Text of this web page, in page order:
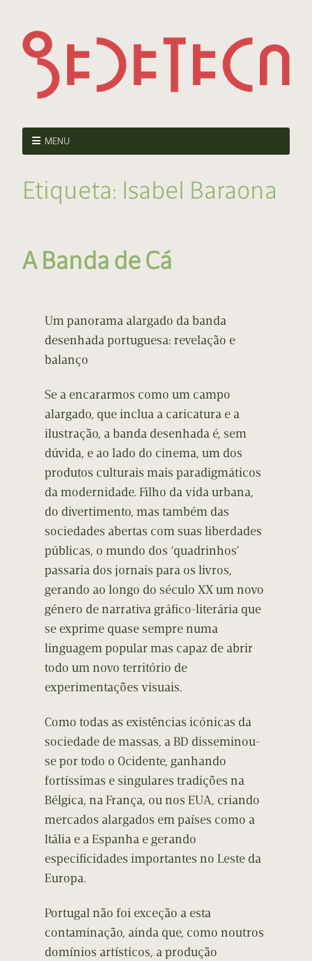
MENU
Etiqueta: Isabel Baraona
A Banda de Cá
Um panorama alargado da banda
desenhada portuguesa: revelação e
balanço
Se a encararmos como um campo
alargado, que inclua a caricatura e a
ilustração, a banda desenhada é, sem
dúvida, e ao lado do cinema, um dos
produtos culturais mais paradigmáticos
da modernidade. Filho da vida urbana,
do divertimento, mas também das
sociedades abertas com suas liberdades
públicas, o mundo dos ‘quadrinhos’
passaria dos jornais para os livros,
gerando ao longo do século XX um novo
género de narrativa gráfico-literária que
se exprime quase sempre numa
linguagem popular mas capaz de abrir
todo um novo território de
experimentações visuais.
Como todas as existências icónicas da
sociedade de massas, a BD disseminou-
se por todo o Ocidente, ganhando
fortíssimas e singulares tradições na
Bélgica, na França, ou nos EUA, criando
mercados alargados em países como a
Itália e a Espanha e gerando
especificidades importantes no Leste da
Europa.
Portugal não foi exceção a esta
contaminação, ainda que, como noutros
domínios artísticos, a produção